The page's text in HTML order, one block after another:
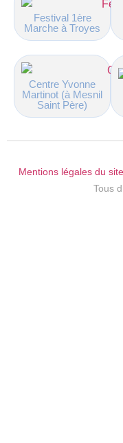
Festival 1ère
Marche à Troyes
Centre Yvonne
Martinot (à Mesnil
Saint Père)
Mentions légales du site
Tous